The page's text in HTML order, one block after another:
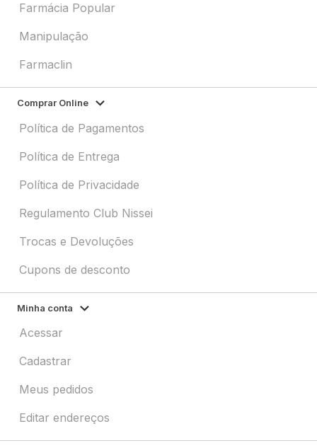
Farmácia Popular
Manipulação
Farmaclin
Comprar Online
Política de Pagamentos
Política de Entrega
Política de Privacidade
Regulamento Club Nissei
Trocas e Devoluções
Cupons de desconto
Minha conta
Acessar
Cadastrar
Meus pedidos
Editar endereços